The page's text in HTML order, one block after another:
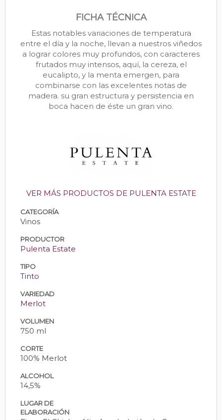
FICHA TÉCNICA
Estas notables variaciones de temperatura
entre el día y la noche, llevan a nuestros viñedos
a lograr colores muy profundos, con caracteres
frutados muy intensos, aquí, la cereza, el
eucalipto, y la menta emergen, para
combinarse con las excelentes notas de
madera. su gran estructura y persistencia en
boca hacen de éste un gran vino.
VER MÁS PRODUCTOS DE PULENTA ESTATE
CATEGORÍA
Vinos
PRODUCTOR
Pulenta Estate
TIPO
Tinto
VARIEDAD
Merlot
VOLUMEN
750 ml
CORTE
100% Merlot
ALCOHOL
14,5%
LUGAR DE
ELABORACIÓN